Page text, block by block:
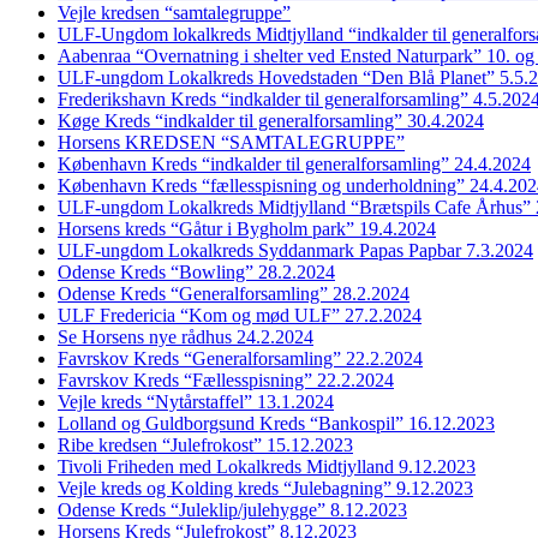
Vejle kredsen “samtalegruppe”
ULF-Ungdom lokalkreds Midtjylland “indkalder til
Aabenraa “Overnatning i shelter ved Ensted Naturpark” 10.
ULF-ungdom Lokalkreds Hovedstaden “Den Blå Planet”
Frederikshavn Kreds “indkalder til generalforsamling”
Køge Kreds “indkalder til generalforsamling” 30.4.2024
Horsens KREDSEN “SAMTALEGRUPPE”
København Kreds “indkalder til generalforsamling” 24.4.2024
København Kreds “fællesspisning og underholdning”
ULF-ungdom Lokalkreds Midtjylland “Brætspils Cafe Århus”
Horsens kreds “Gåtur i Bygholm park” 19.4.2024
ULF-ungdom Lokalkreds Syddanmark Papas Papbar 7.3.2024
Odense Kreds “Bowling” 28.2.2024
Odense Kreds “Generalforsamling” 28.2.2024
ULF Fredericia “Kom og mød ULF” 27.2.2024
Se Horsens nye rådhus 24.2.2024
Favrskov Kreds “Generalforsamling” 22.2.2024
Favrskov Kreds “Fællesspisning” 22.2.2024
Vejle kreds “Nytårstaffel” 13.1.2024
Lolland og Guldborgsund Kreds “Bankospil” 16.12.2023
Ribe kredsen “Julefrokost” 15.12.2023
Tivoli Friheden med Lokalkreds Midtjylland 9.12.2023
Vejle kreds og Kolding kreds “Julebagning” 9.12.2023
Odense Kreds “Juleklip/julehygge” 8.12.2023
Horsens Kreds “Julefrokost” 8.12.2023